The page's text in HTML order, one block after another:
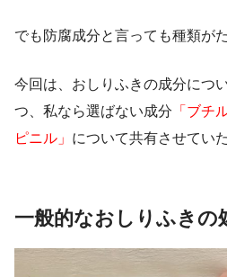
でも防腐成分と言っても種類が
今回は、おしりふきの成分につ
つ、私なら選ばない成分 「ブチ
ピニル」 について共有させてい
一般的なおしりふきの